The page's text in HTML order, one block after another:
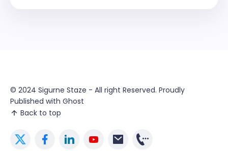
© 2024 Sigurne Staze - All right Reserved. Proudly
Published with Ghost
Back to top